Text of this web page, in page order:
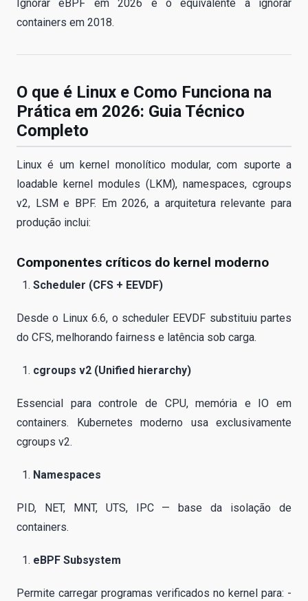
Ignorar eBPF em 2026 é o equivalente a ignorar
containers em 2018.
O que é Linux e Como Funciona na
Prática em 2026: Guia Técnico
Completo
Linux é um kernel monolítico modular, com suporte a
loadable kernel modules (LKM), namespaces, cgroups
v2, LSM e BPF. Em 2026, a arquitetura relevante para
produção inclui:
Componentes críticos do kernel moderno
Scheduler (CFS + EEVDF)
Desde o Linux 6.6, o scheduler EEVDF substituiu partes
do CFS, melhorando fairness e latência sob carga.
cgroups v2 (Unified hierarchy)
Essencial para controle de CPU, memória e IO em
containers. Kubernetes moderno usa exclusivamente
cgroups v2.
Namespaces
PID, NET, MNT, UTS, IPC — base da isolação de
containers.
eBPF Subsystem
Permite carregar programas verificados no kernel para: -